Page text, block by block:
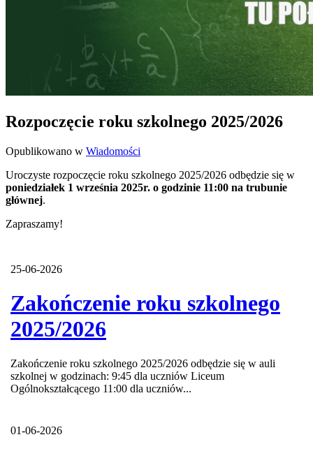
Rozpoczęcie roku szkolnego 2025/2026
Opublikowano w Wiadomości
Uroczyste rozpoczęcie roku szkolnego 2025/2026 odbędzie się w
poniedziałek 1 września 2025r. o godzinie 11:00 na trubunie
głównej.
Zapraszamy!
25-06-2026
Zakończenie roku szkolnego
2025/2026
Zakończenie roku szkolnego 2025/2026 odbędzie się w auli
szkolnej w godzinach: 9:45 dla uczniów Liceum
Ogólnokształcącego 11:00 dla uczniów...
01-06-2026